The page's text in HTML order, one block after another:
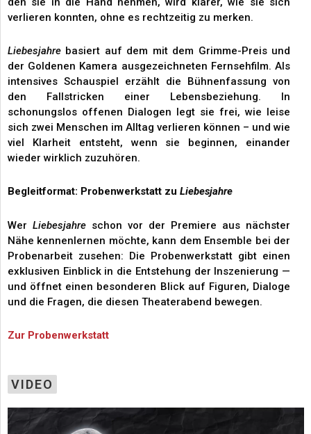
verlieren konnten, ohne es rechtzeitig zu merken.
Liebesjahre basiert auf dem mit dem Grimme-Preis und
der Goldenen Kamera ausgezeichneten Fernsehfilm. Als
intensives Schauspiel erzählt die Bühnenfassung von
den Fallstricken einer Lebensbeziehung. In
schonungslos offenen Dialogen legt sie frei, wie leise
sich zwei Menschen im Alltag verlieren können – und wie
viel Klarheit entsteht, wenn sie beginnen, einander
wieder wirklich zuzuhören.
Begleitformat: Probenwerkstatt zu Liebesjahre
Wer Liebesjahre schon vor der Premiere aus nächster
Nähe kennenlernen möchte, kann dem Ensemble bei der
Probenarbeit zusehen: Die Probenwerkstatt gibt einen
exklusiven Einblick in die Entstehung der Inszenierung —
und öffnet einen besonderen Blick auf Figuren, Dialoge
und die Fragen, die diesen Theaterabend bewegen.
Zur Probenwerkstatt
VIDEO